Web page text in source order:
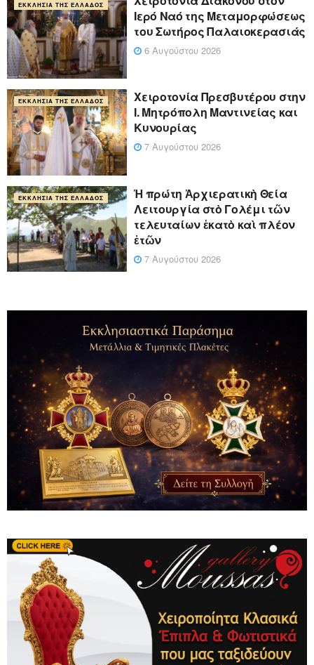
ΕΚΚΛΗΣΊΑ ΤΗΣ ΕΛΛΆΔΟΣ
Ιερό Ναό της Μεταμορφώσεως
του Σωτήρος Παλαιοκερασιάς
6 Αυγούστου 2026
ΕΚΚΛΗΣΊΑ ΤΗΣ ΕΛΛΆΔΟΣ
Xειροτονία Πρεσβυτέρου στην
Ι. Μητρόπολη Μαντινείας και
Κυνουρίας
7 Αυγούστου 2026
ΕΚΚΛΗΣΊΑ ΤΗΣ ΕΛΛΆΔΟΣ
Ἡ πρώτη Ἀρχιερατικὴ Θεία
Λειτουργία στὸ Γολέμι τῶν
τελευταίων ἑκατὸ καὶ πλέον
ἐτῶν
7 Αυγούστου 2026